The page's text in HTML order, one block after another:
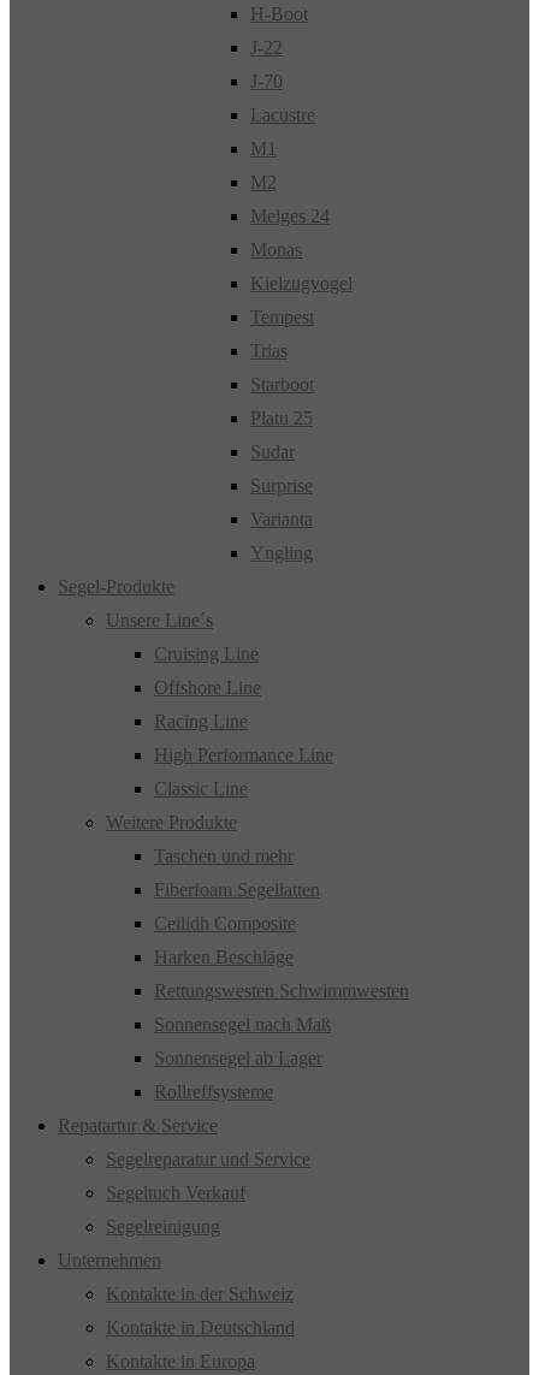
H-Boot
J-22
J-70
Lacustre
M1
M2
Melges 24
Monas
Kielzugvogel
Tempest
Trias
Starboot
Platu 25
Sudar
Surprise
Varianta
Yngling
Segel-Produkte
Unsere Line´s
Cruising Line
Offshore Line
Racing Line
High Performance Line
Classic Line
Weitere Produkte
Taschen und mehr
Fiberfoam Segellatten
Ceilidh Composite
Harken Beschläge
Rettungswesten Schwimmwesten
Sonnensegel nach Maß
Sonnensegel ab Lager
Rollreffsysteme
Repatartur & Service
Segelreparatur und Service
Segeltuch Verkauf
Segelreinigung
Unternehmen
Kontakte in der Schweiz
Kontakte in Deutschland
Kontakte in Europa